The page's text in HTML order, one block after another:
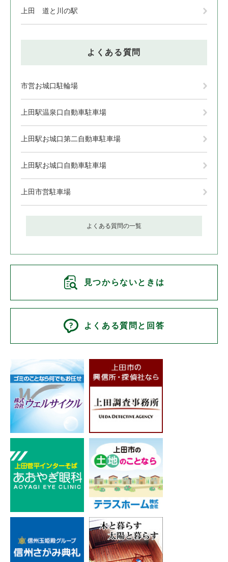
上田 道と川の駅
よくある質問
市営お城口駐輪場
上田駅温泉口自動車駐車場
上田駅お城口第二自動車駐車場
上田駅お城口自動車駐車場
上田市営駐車場
よくある質問の一覧
見つからないときは
よくある質問と回答